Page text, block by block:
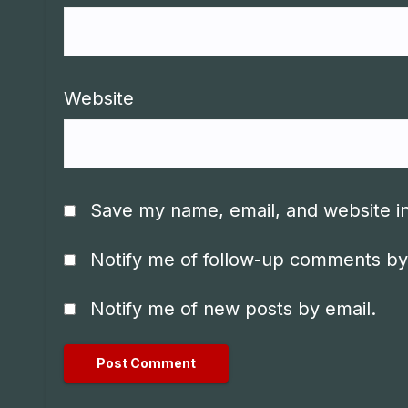
Website
Save my name, email, and website
Notify me of follow-up comments
Notify me of new posts by email.